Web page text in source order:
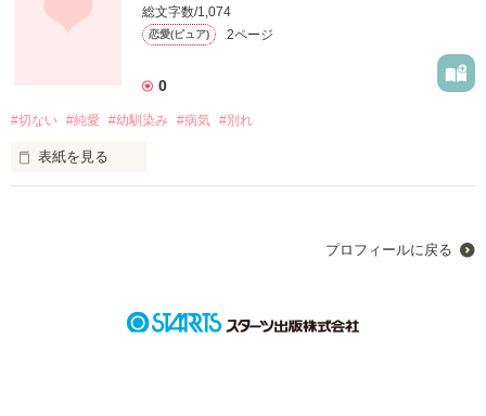
総文字数/1,074
恋愛(ピュア) 2ページ
0
#切ない #純愛 #幼馴染み #病気 #別れ
表紙を見る
プロフィールに戻る